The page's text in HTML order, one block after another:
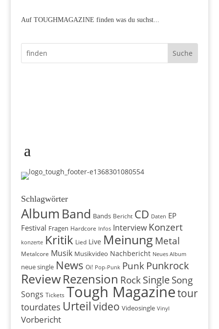
Auf TOUGHMAGAZINE finden was du suchst...
Schlagwörter
Album Band Bands Bericht CD Daten EP
Festival Fragen Hardcore Infos Interview Konzert
konzerte Kritik Lied Live Meinung Metal
Metalcore Musik Musikvideo Nachbericht Neues Album
neue single News Oi! Pop-Punk Punk Punkrock
ReviewRezension Rock Single Song
Songs Tickets Tough Magazinetour
tourdates Urteil video Videosingle Vinyl
Vorbericht